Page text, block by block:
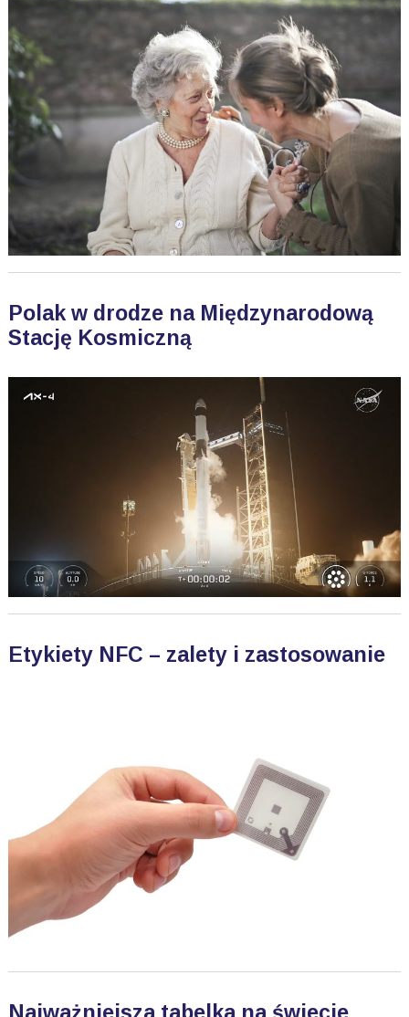
Polak w drodze na Międzynarodową
Stację Kosmiczną
Etykiety NFC – zalety i zastosowanie